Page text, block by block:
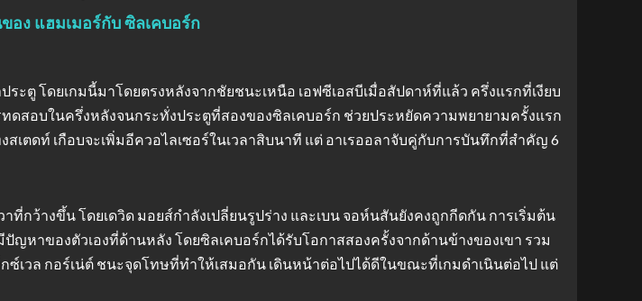
ง แฮมเมอร์กับ ซิลเคบอร์ก
ตู โดยเกมนี้มาโดยตรงหลังจากชัยชนะเหนือ เอฟซีเอสบีเมื่อสัปดาห์ที่แล้ว ครึ่งแรกที่เงียบ
ดสอบในครึ่งหลังจนกระทั่งประตูที่สองของซิลเคบอร์ก ช่วยประหยัดความพยายามครั้งแรก
สเตดท์ เกือบจะเพิ่มอีควอไลเซอร์ในเวลาสิบนาที แต่ อาเรออลาจับคู่กับการบันทึกที่สำคัญ 6
กว้างขึ้น โดยเดวิด มอยส์กำลังเปลี่ยนรูปร่าง และเบน จอห์นสันยังคงถูกกีดกัน การเริ่มต้น
หาของตัวเองที่ด้านหลัง โดยซิลเคบอร์กได้รับโอกาสสองครั้งจากด้านข้างของเขา รวม
เวล กอร์เน่ต์ ชนะจุดโทษที่ทำให้เสมอกัน เดินหน้าต่อไปได้ดีในขณะที่เกมดำเนินต่อไป แต่